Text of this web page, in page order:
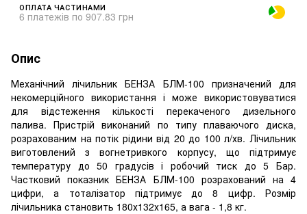
ОПЛАТА ЧАСТИНАМИ
6 платежів по 907.83 грн
Опис
Механічний лічильник БЕНЗА БЛМ-100 призначений для
некомерційного використання і може використовуватися
для відстеження кількості перекаченого дизельного
палива. Пристрій виконаний по типу плаваючого диска,
розрахованим на потік рідини від 20 до 100 л/хв. Лічильник
виготовлений з вогнетривкого корпусу, що підтримує
температуру до 50 градусів і робочий тиск до 5 Бар.
Частковий показник БЕНЗА БЛМ-100 розрахований на 4
цифри, а тоталізатор підтримує до 8 цифр. Розмір
лічильника становить 180х132х165, а вага - 1,8 кг.